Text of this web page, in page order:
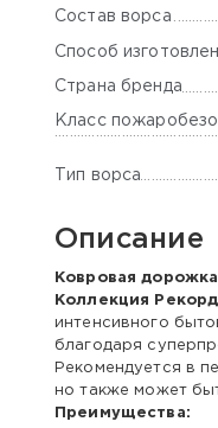
Состав ворса
Способ
Страна бренда
Класс
Тип ворса
Описание
Ковровая
Коллекция Рекорд
интенсивного
благодаря
Рекомендуется в
но также может
Преимущества: